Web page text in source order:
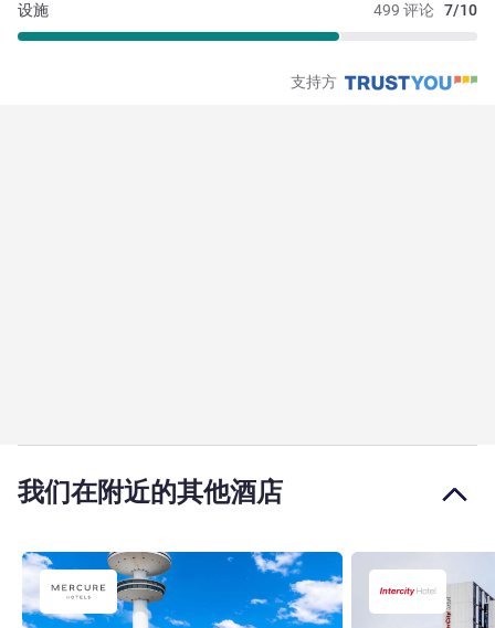
499 评论 7/10
设施
支持方
我们在附近的其他酒店